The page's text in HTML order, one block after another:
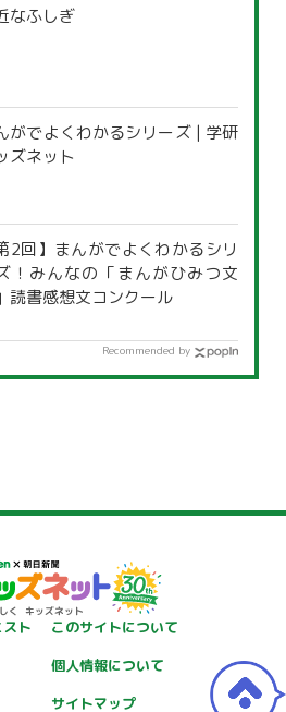
なふしぎ
がでよくわかるシリーズ | 学研
ズネット
2回】まんがでよくわかるシリ
！みんなの「まんがひみつ文
読書感想文コンクール
Recommended by
ト
このサイトについて
個人情報について
サイトマップ